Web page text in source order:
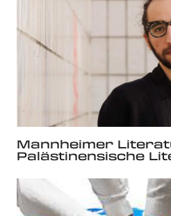
Mannheimer
Palästinensische